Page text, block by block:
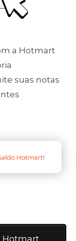
a Hotmart
suas notas